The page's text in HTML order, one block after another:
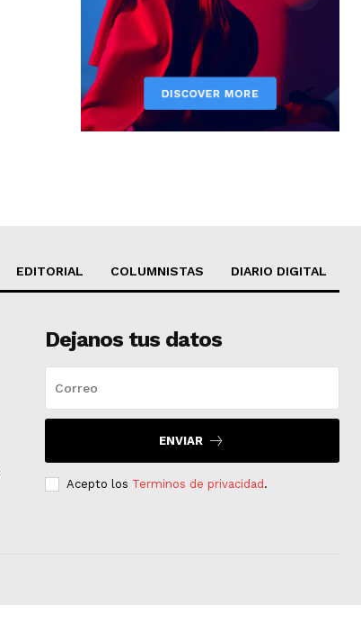
EDITORIAL COLUMNISTAS DIARIO DIGITAL
Dejanos tus datos
ENVIAR
Acepto los Terminos de privacidad .